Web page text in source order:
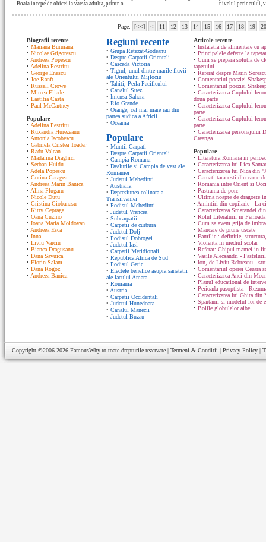
Boala incepe de obicei la varsta adulta, printr-o...
nivelul perineului,
Page: [<<] < 11 12 13 14 15 16 17 18 19 20
Biografii recente
• Mariana Buruiana
• Nicolae Grigorescu
• Andreea Popescu
• Adelina Pestritu
• George Enescu
• Joe Ranft
• Russell Crowe
• Mircea Eliade
• Laetitia Casta
• Paul McCartney
Populare
• Adelina Pestritu
• Ruxandra Hurezeanu
• Antonia Iacobescu
• Gabriela Cristea Toader
• Radu Valcan
• Madalina Draghici
• Serban Huidu
• Adela Popescu
• Corina Caragea
• Andreea Marin Banica
• Alina Plugaru
• Nicole Dutu
• Cristina Ciobanasu
• Kitty Cepraga
• Oana Cuzino
• Ioana Maria Moldovan
• Andreea Esca
• Inna
• Liviu Varciu
• Bianca Dragusanu
• Dana Savuica
• Florin Salam
• Dana Rogoz
• Andreea Banica
Regiuni recente
• Grupa Retezat-Godeanu
• Despre Carpatii Orientali
• Cascada Victoria
• Tigrul, unul dintre marile fluvii
ale Orientului Mijlociu
• Tahiti, Perla Pacificului
• Canalul Suez
• Imensa Sahara
• Rio Grande
• Orange, cel mai mare rau din
partea sudica a Africii
• Oceania
Populare
• Muntii Carpati
• Despre Carpatii Orientali
• Campia Romana
• Dealurile si Campia de vest ale
Romaniei
• Judetul Mehedinti
• Australia
• Depresiunea colinara a
Transilvaniei
• Podisul Mehedinti
• Judetul Vrancea
• Subcarpatii
• Carpatii de curbura
• Judetul Dolj
• Podisul Dobrogei
• Judetul Iasi
• Carpatii Meridionali
• Republica Africa de Sud
• Podisul Getic
• Efectele benefice asupra sanatatii
ale lacului Amara
• Romania
• Austria
• Carpatii Occidentali
• Judetul Hunedoara
• Canalul Manecii
• Judetul Buzau
Articole recente
• Instalatia de alimentare cu
• Principalele defecte la
• Cum se prepara solutia de
tapetului
• Referat despre Marin
• Comentariul poeziei
• Comentariul poeziei
• Caracterizarea Cuplului
doua parte
• Caracterizarea Cuplului
parte
• Caracterizarea Cuplului
parte
• Caracterizarea personajului
Creanga
Populare
• Literatura Romana in
• Caracterizarea lui Lica
• Caracterizarea lui Nica din
• Carnati taranesti din carne
• Romania intre Orient si
• Pastrama de porc
• Ultima noapte de dragoste
• Amintiri din copilarie - La
• Caracterizarea Smarandei
• Rolul Literaturii in Perioada
• Cum sa avem grija de
• Mancare de prune uscate
• Familie : definitie,
• Violenta in mediul scolar
• Referat: Chipul mamei in
• Vasile Alecsandri -
• Ion, de Liviu Rebreanu -
• Comentariul operei Cezara
• Caracterizarea Anei din
• Planul educational de
• Perioada pasoptista -
• Caracterizarea lui Ghita din
• Spartanii si modelul lor de
• Bolile globulelor albe
Copyright ©2006-2026 FamousWhy.ro toate drepturile rezervate | Termeni & Conditii | Privacy Policy |